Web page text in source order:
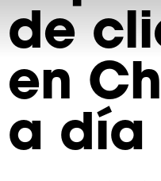
de
en
a día